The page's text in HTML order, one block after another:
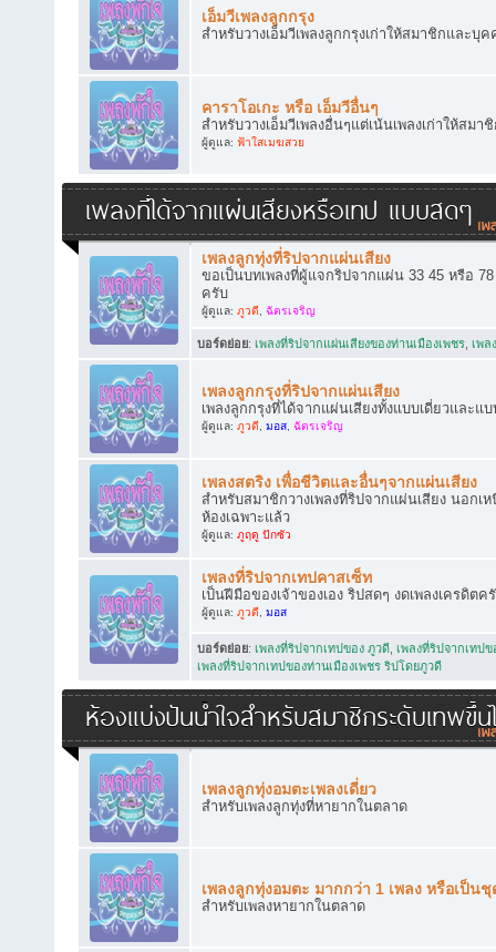
เอ็มวีเพลงลูกกรุง
สำหรับวางเอ็มวีเพลงลูกกรุงเก่าให้สมาชิกและบุ
คาราโอเกะ หรือ เอ็มวีอื่นๆ
สำหรับวางเอ็มวีเพลงอื่นๆแต่เน้นเพลงเก่าให้สม
ผู้ดูแล: ฟ้าใสเมฆสวย
เพลงที่ได้จากแผ่นเสียงหรือเทป แบบสดๆ
เพลงลูกทุ่งที่ริปจากแผ่นเสียง
ขอเป็นบทเพลงที่ผู้แจกริปจากแผ่น 33 45 หรือ 78
ครับ
ผู้ดูแล: ภูวดี, ฉัตรเจริญ
บอร์ดย่อย: เพลงที่ริปจากแผ่นเสียงของท่านเมืองเพชร เพล
เพลงลูกกรุงที่ริปจากแผ่นเสียง
เพลงลูกกรุงที่ได้จากแผ่นเสียงทั้งแบบเดี่ยวและแ
ผู้ดูแล: ภูวดี, มอส, ฉัตรเจริญ
เพลงสตริง เพื่อชีวิตและอื่นๆจากแผ่นเสียง
สำหรับสมาชิกวางเพลงที่ริปจากแผ่นเสียง นอกเ
ห้องเฉพาะแล้ว
ผู้ดูแล: ภูฤดู ปักซัว
เพลงที่ริปจากเทปคาสเซ็ท
เป็นฝีมือของเจ้าของเอง ริปสดๆ งดเพลงเครดิตค
ผู้ดูแล: ภูวดี, มอส
บอร์ดย่อย: เพลงที่ริปจากเทปของ ภูวดี เพลงที่ริปจากเทป
เพลงที่ริปจากเทปของท่านเมืองเพชร ริปโดยภูวดี
ห้องแบ่งปันน้ำใจสำหรับสมาชิกระดับเทพขึ้น
เพลงลูกทุ่งอมตะเพลงเดี่ยว
สำหรับเพลงลูกทุ่งที่หายากในตลาด
เพลงลูกทุ่งอมตะ มากกว่า 1 เพลง หรือเป็นชุ
สำหรับเพลงหายากในตลาด